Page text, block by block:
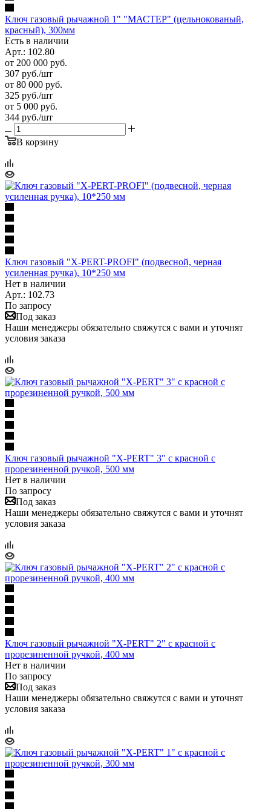
Ключ газовый рычажной 1" "МАСТЕР" (цельнокованый,
красный), 300мм
Есть в наличии
Арт.: 102.80
от 200 000 руб.
307 руб./шт
от 80 000 руб.
325 руб./шт
от 5 000 руб.
344 руб./шт
В корзину
Ключ газовый "X-PERT-PROFI" (подвесной, черная
усиленная ручка), 10*250 мм
Нет в наличии
Арт.: 102.73
По запросу
Под заказ
Наши менеджеры обязательно свяжутся с вами и уточнят
условия заказа
Ключ газовый рычажной "X-PERT" 3" с красной с
прорезиненной ручкой, 500 мм
Нет в наличии
По запросу
Под заказ
Наши менеджеры обязательно свяжутся с вами и уточнят
условия заказа
Ключ газовый рычажной "X-PERT" 2" с красной с
прорезиненной ручкой, 400 мм
Нет в наличии
По запросу
Под заказ
Наши менеджеры обязательно свяжутся с вами и уточнят
условия заказа